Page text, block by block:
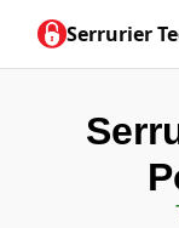
Serrurier